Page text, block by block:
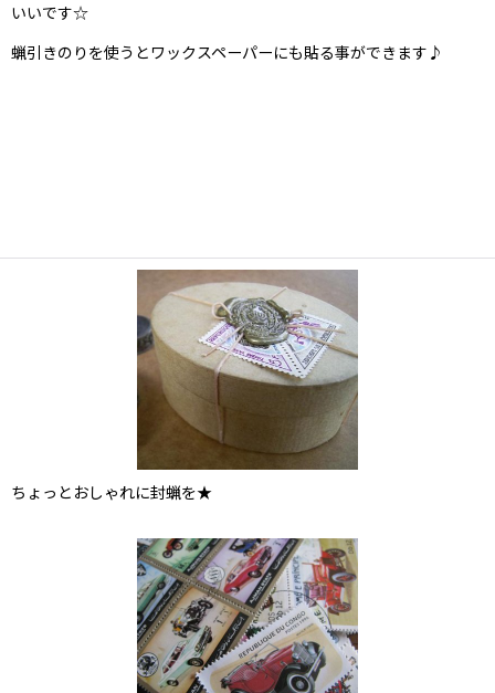
いいです☆
蝋引きのりを使うとワックスペーパーにも貼る事ができます♪
ちょっとおしゃれに封蝋を★